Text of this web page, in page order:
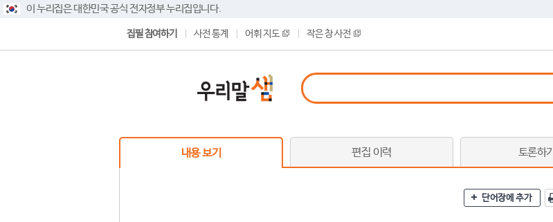
이 누리집은 대한민국 공식 전자정부 누리집입니다.
집필 참여하기 사전 통계 어휘 지도 작은 창 사전
내용 보기 편집 이력 토론하기
단어장에 추가